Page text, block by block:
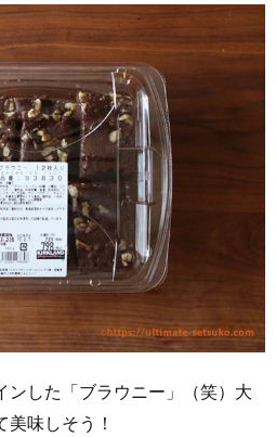
ンした「ブラウニー」（笑）大
味しそう！